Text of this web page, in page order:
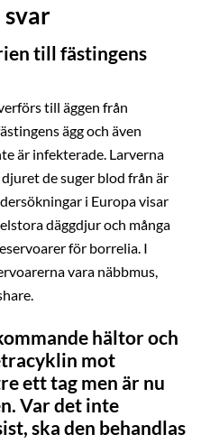
svar
till fästingens
till äggen från
ägg och även
är infekterade. Larverna
de suger blod från är
i Europa visar
däggdjur och många
för borrelia. I
vara näbbmus,
hältor och
mot
ett tag men är nu
Var det inte
ska den behandlas